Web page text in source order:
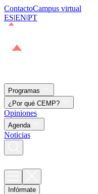
ContactoCampus virtual
ES|EN|PT
Programas
¿Por qué CEMP?
Opiniones
Agenda
Noticias
Infórmate